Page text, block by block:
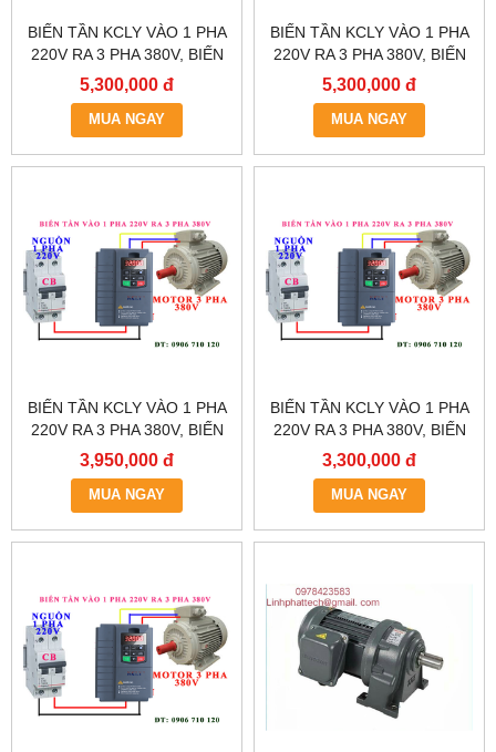
BIẾN TẦN KCLY VÀO 1 PHA
220V RA 3 PHA 380V, BIẾN
TẦN KCLY KOC600-
5R5GT3-B
5,300,000 đ
MUA NGAY
BIẾN TẦN KCLY VÀO 1 PHA
220V RA 3 PHA 380V, BIẾN
TẦN KCLY KOC600-
3R7GT3-B
5,300,000 đ
MUA NGAY
BIẾN TẦN KCLY VÀO 1 PHA
220V RA 3 PHA 380V, BIẾN
TẦN KCLY KOC600-
2R2GT3-B
3,950,000 đ
MUA NGAY
BIẾN TẦN KCLY VÀO 1 PHA
220V RA 3 PHA 380V, BIẾN
TẦN KCLY KOC600-
1R5GT3-B
3,300,000 đ
MUA NGAY